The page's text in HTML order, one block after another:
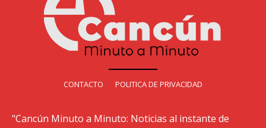
CONTACTO POLITICA DE PRIVACIDAD
"Cancún Minuto a Minuto: Noticias al instante de